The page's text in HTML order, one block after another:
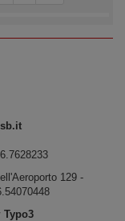
129 -
Typo3